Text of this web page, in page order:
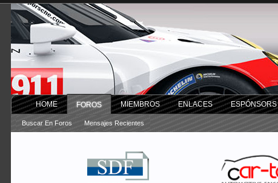
HOME FOROS
Buscar En Foros Mensajes Recientes
MIEMBROS ENLACES ESPÓNSORS